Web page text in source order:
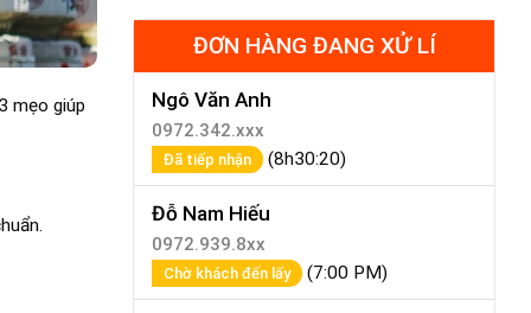
mẹo giúp
ĐƠN HÀNG ĐANG XỬ LÍ
Ngô Văn Anh
0972.342.xxx
Đã tiếp nhận (8h30:20)
Đỗ Nam Hiếu
0972.939.8xx
Chờ khách đến lấy (7:00 PM)